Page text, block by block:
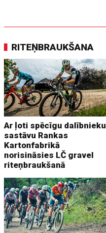
RITEŅBRAUKŠANA
Ar ļoti spēcīgu dalībnieku
sastāvu Rankas
Kartonfabrikā
norisināsies LČ gravel
riteņbraukšanā